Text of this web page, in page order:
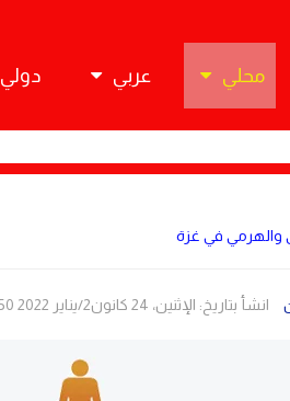
محلي عربي دولي
والهرمي في غزة
انشأ بتاريخ: الإثنين، 24 كانون2/يناير 2022 15:50